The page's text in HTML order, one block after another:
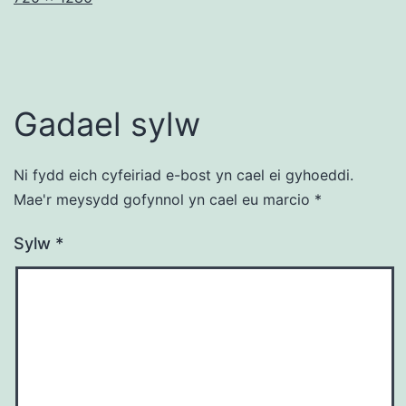
Gadael sylw
Ni fydd eich cyfeiriad e-bost yn cael ei gyhoeddi.
Mae'r meysydd gofynnol yn cael eu marcio *
Sylw *